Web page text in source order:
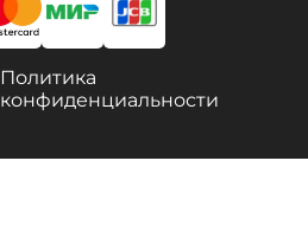
Политика
конфиденциальности